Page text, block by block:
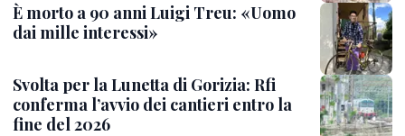
È morto a 90 anni Luigi Treu: «Uomo
dai mille interessi»
Svolta per la Lunetta di Gorizia: Rfi
conferma l’avvio dei cantieri entro la
fine del 2026